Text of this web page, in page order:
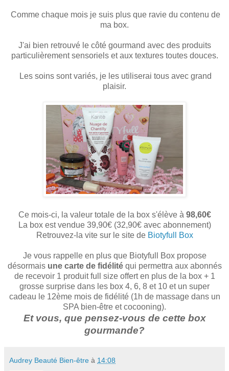
Comme chaque mois je suis plus que ravie du contenu de
ma box.
J'ai bien retrouvé le côté gourmand avec des produits
particulièrement sensoriels et aux textures toutes douces.
Les soins sont variés, je les utiliserai tous avec grand
plaisir.
Ce mois-ci, la valeur totale de la box s'élève à 98,60€
La box est vendue 39,90€ (32,90€ avec abonnement)
Retrouvez-la vite sur le site de Biotyfull Box
Je vous rappelle en plus que Biotyfull Box propose
désormaisune carte de fidélité qui permettra aux abonnés
de recevoir 1 produit full size offert en plus de la box + 1
grosse surprise dans les box 4, 6, 8 et 10 et un super
cadeau le 12ème mois de fidélité (1h de massage dans un
SPA bien-être et cocooning).
Et vous, que pensez-vous de cette box
gourmande?
Audrey Beauté Bien-être à 14:08